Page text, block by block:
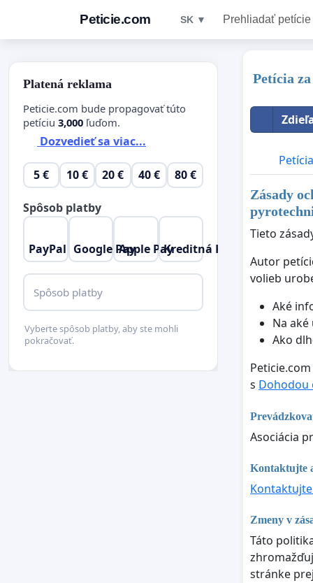
Peticie.com SK ▼ Prehliadať petície
Petícia
Petícia
Zásady
Tieto
Autor
volieb
Aké
Na aké
Ako
s Dohodou
Asociácia
Kontaktujte
Zmeny v
Táto
stránke
Platená reklama
Peticie.com bude propagovať túto
petíciu 3,000 ľuďom.
Dozvedieť sa viac...
5 € 10 € 20 € 40 € 80 €
Spôsob platby
PayPal Google PayApple PayKreditná Karta
Spôsob platby
Vyberte spôsob platby, aby ste mohli
pokračovať.